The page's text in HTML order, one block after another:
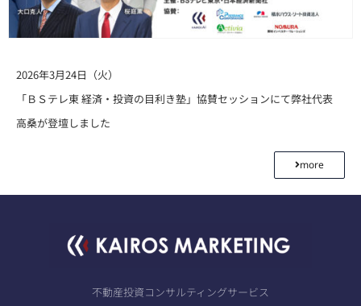
2026年3月24日（火）
「ＢＳテレ東 経済・投資の目利き塾」協賛セッションにて弊社代表
高桑が登壇しました
more
不動産投資コンサルティングサービス